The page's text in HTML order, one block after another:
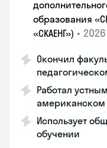
образования
«СКАЕНГ») • 2026
Окончил
Работал
американском
Использует
обучении